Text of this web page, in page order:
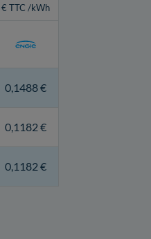
€ TTC /kWh
0,1488 €
0,1182 €
0,1182 €